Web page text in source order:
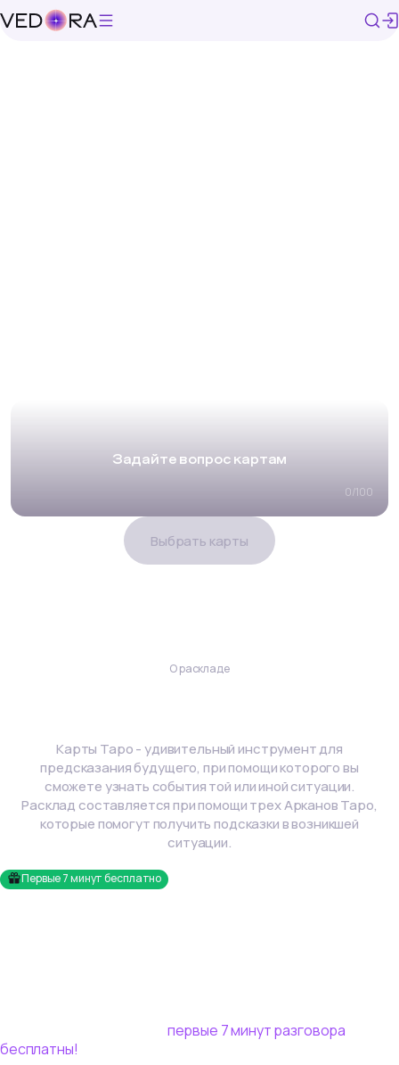
0/100
Задайте вопрос картам
Выбрать карты
О раскладе
Карты Таро - удивительный инструмент для
предсказания будущего, при помощи которого вы
сможете узнать события той или иной ситуации.
Расклад составляется при помощи трех Арканов Таро,
которые помогут получить подсказки в возникшей
ситуации.
Первые7минут бесплатно
первые 7минут разговора
бесплатны!